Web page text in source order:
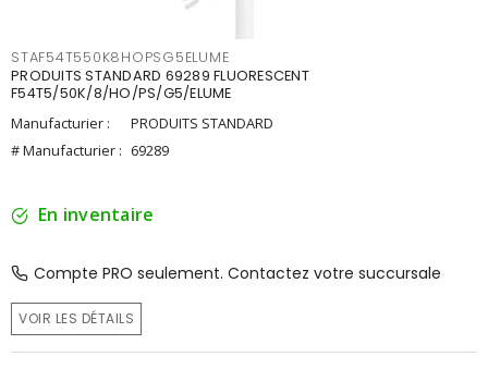
STAF54T550K8HOPSG5ELUME
PRODUITS STANDARD 69289 FLUORESCENT
F54T5/50K/8/HO/PS/G5/ELUME
Manufacturier :
PRODUITS STANDARD
# Manufacturier : 69289
En inventaire
Compte PRO seulement. Contactez votre succursale
VOIR LES DÉTAILS